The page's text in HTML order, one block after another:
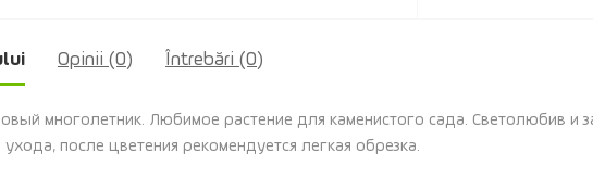
Opinii (0) Întrebări (0)
многолетник. Любимое растение для каменистого сада. Светолюбив и
после цветения рекомендуется легкая обрезка.